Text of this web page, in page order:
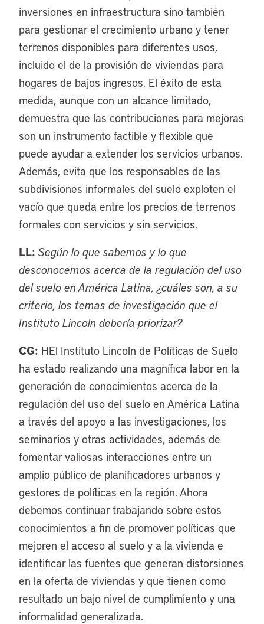
inversiones en infraestructura sino también
para gestionar el crecimiento urbano y tener
terrenos disponibles para diferentes usos,
incluido el de la provisión de viviendas para
hogares de bajos ingresos. El éxito de esta
medida, aunque con un alcance limitado,
demuestra que las contribuciones para mejoras
son un instrumento factible y flexible que
puede ayudar a extender los servicios urbanos.
Además, evita que los responsables de las
subdivisiones informales del suelo exploten el
vacío que queda entre los precios de terrenos
formales con servicios y sin servicios.
LL: Según lo que sabemos y lo que
desconocemos acerca de la regulación del uso
del suelo en América Latina, ¿cuáles son, a su
criterio, los temas de investigación que el
Instituto Lincoln debería priorizar?
CG: HEl Instituto Lincoln de Políticas de Suelo
ha estado realizando una magnífica labor en la
generación de conocimientos acerca de la
regulación del uso del suelo en América Latina
a través del apoyo a las investigaciones, los
seminarios y otras actividades, además de
fomentar valiosas interacciones entre un
amplio público de planificadores urbanos y
gestores de políticas en la región. Ahora
debemos continuar trabajando sobre estos
conocimientos a fin de promover políticas que
mejoren el acceso al suelo y a la vivienda e
identificar las fuentes que generan distorsiones
en la oferta de viviendas y que tienen como
resultado un bajo nivel de cumplimiento y una
informalidad generalizada.